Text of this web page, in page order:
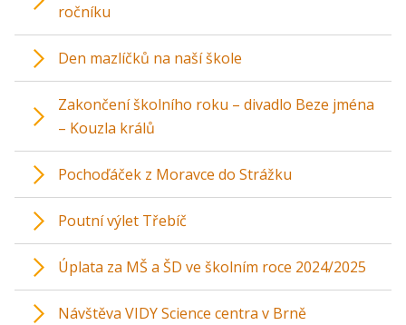
ročníku
Den mazlíčků na naší škole
Zakončení školního roku – divadlo Beze jména
– Kouzla králů
Pochoďáček z Moravce do Strážku
Poutní výlet Třebíč
Úplata za MŠ a ŠD ve školním roce 2024/2025
Návštěva VIDY Science centra v Brně